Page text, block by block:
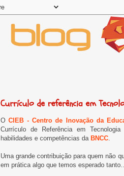
Currículo de referência em
OCIEB - Centro de Inovação da
Currículo de Referência em
habilidades e competências da BNCC.
Uma grande contribuição para quem não
em prática algo que temos esperado